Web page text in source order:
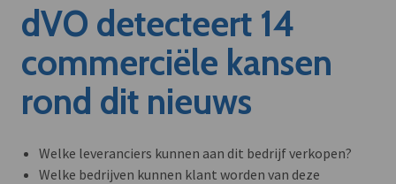
dVO detecteert 14
commerciële kansen
rond dit nieuws
Welke leveranciers kunnen aan dit bedrijf verkopen?
Welke bedrijven kunnen klant worden van deze